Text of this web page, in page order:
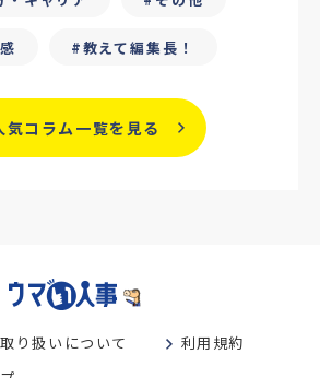
ギグワーク #面接
め方 #面接評価シート
#業界別
#労務 #リーダーシップ
#GPA #学歴フィルター
#新人教育 #性格別
教えて編集長！
気コラム一覧を見る
り扱いについて
利用規約